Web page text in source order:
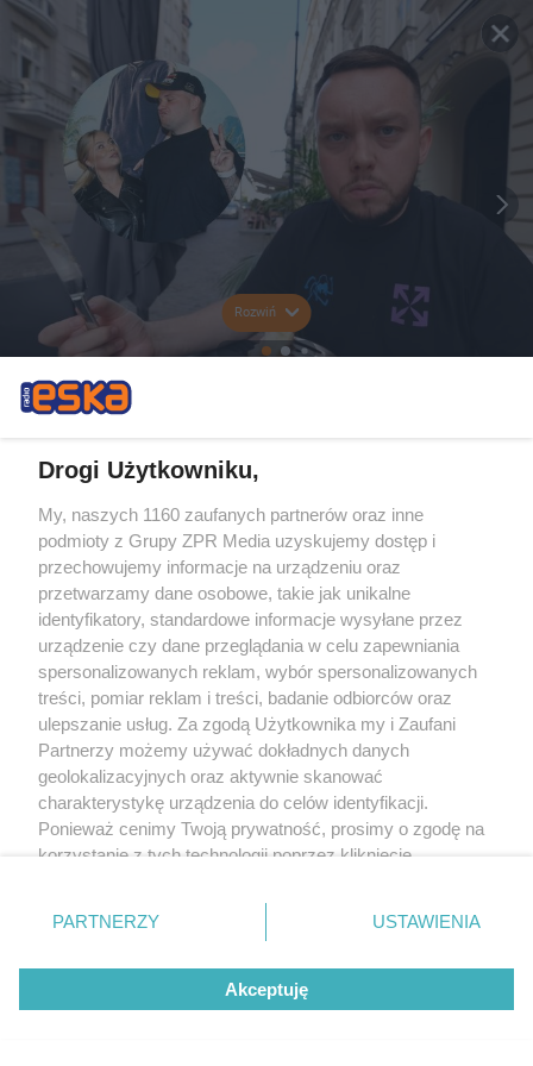
Rozwiń
Drogi Użytkowniku,
My, naszych 1160 zaufanych partnerów oraz inne
podmioty z Grupy ZPR Media uzyskujemy dostęp i
przechowujemy informacje na urządzeniu oraz
przetwarzamy dane osobowe, takie jak unikalne
identyfikatory, standardowe informacje wysyłane przez
urządzenie czy dane przeglądania w celu zapewniania
spersonalizowanych reklam, wybór spersonalizowanych
treści, pomiar reklam i treści, badanie odbiorców oraz
ulepszanie usług. Za zgodą Użytkownika my i Zaufani
Partnerzy możemy używać dokładnych danych
geolokalizacyjnych oraz aktywnie skanować
charakterystykę urządzenia do celów identyfikacji.
Ponieważ cenimy Twoją prywatność, prosimy o zgodę na
korzystanie z tych technologii poprzez kliknięcie
zmienić/wycofać klikając przycisk ustawień prywatności
znajdujący się w lewym dolnym rogu strony
rodzaje przetwarzania danych nie wymagają zgody
użytkownika, ale masz prawo sprzeciwić się takiemu
przetwarzaniu. Preferencje będą miały zastosowanie tylko
PARTNERZY USTAWIENIA
Akceptuję